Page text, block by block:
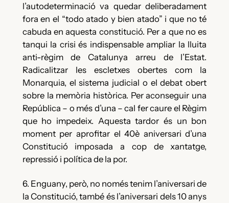
l’autodeterminació va quedar deliberadament
fora en el “todo atado y bien atado” i que no té
cabuda en aquesta constitució. Per a que no es
tanqui la crisi és indispensable ampliar la lluita
anti-règim de Catalunya arreu de l’Estat.
Radicalitzar les escletxes obertes com la
Monarquia, el sistema judicial o el debat obert
sobre la memòria històrica. Per aconseguir una
República – o més d’una – cal fer caure el Règim
que ho impedeix. Aquesta tardor és un bon
moment per aprofitar el 40è aniversari d’una
Constitució imposada a cop de xantatge,
repressió i política de la por.
6. Enguany, però, no només tenim l’aniversari de
la Constitució, també és l’aniversari dels 10 anys